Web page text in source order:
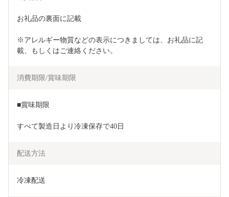
お礼品の裏面に記載
※アレルギー物質などの表示につきましては、お礼品に記
載、もしくはご連絡ください。
消費期限/賞味期限
■賞味期限
すべて製造日より冷凍保存で40日
配送方法
冷凍配送